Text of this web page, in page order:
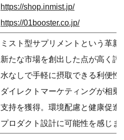
https://shop.inmist.jp/
https://01booster.co.jp/
ミスト型サプリメントという革
新たな市場を創出した点が高く評
水なしで手軽に摂取できる利便
ダイレクトマーケティングが相
支持を獲得。環境配慮と健康促進
プロダクト設計に可能性を感じま